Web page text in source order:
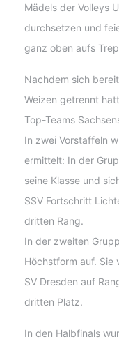
Mädels der Volleys
durchsetzen und
ganz oben aufs
Nachdem sich
Weizen getrennt
Top-Teams
In zwei Vorstaffeln
ermittelt: In der
seine Klasse und
SSV Fortschritt
dritten Rang.
In der zweiten
Höchstform auf. Sie
SV Dresden auf
dritten Platz.
In den Halbfinals